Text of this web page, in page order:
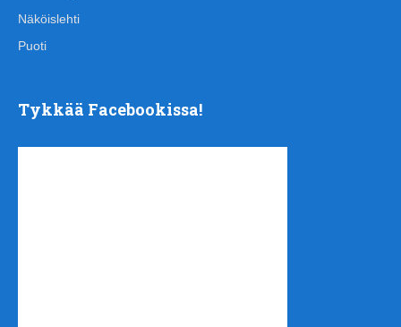
Näköislehti
Puoti
Tykkää Facebookissa!